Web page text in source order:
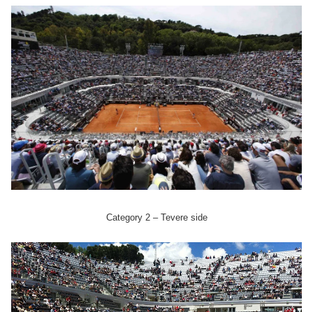
Category 2 – Tevere side